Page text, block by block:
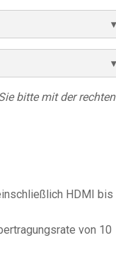
bitte mit der rechten
HDMI bis
von 10